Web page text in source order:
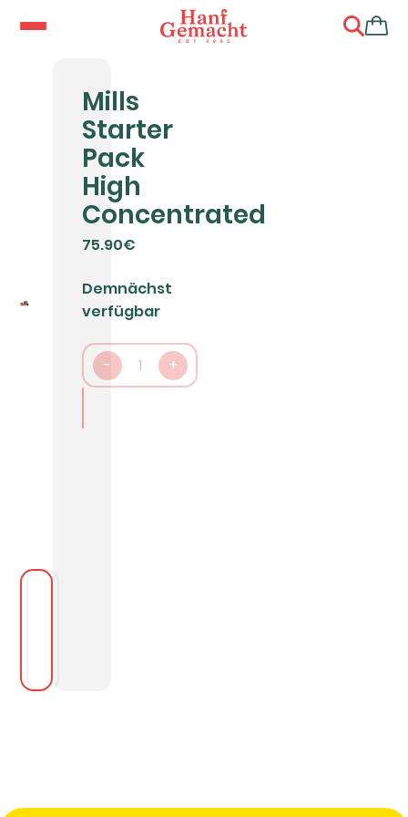
Mills
Starter
Pack
High
Concentrated
75.90€
Demnächst
verfügbar
- 1 +